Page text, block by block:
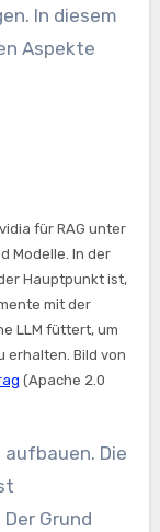
In diesem
Aspekte
für RAG unter
Modelle. In der
Hauptpunkt ist,
mit der
LLM füttert, um
erhalten. Bild von
(Apache 2.0
Die
Grund